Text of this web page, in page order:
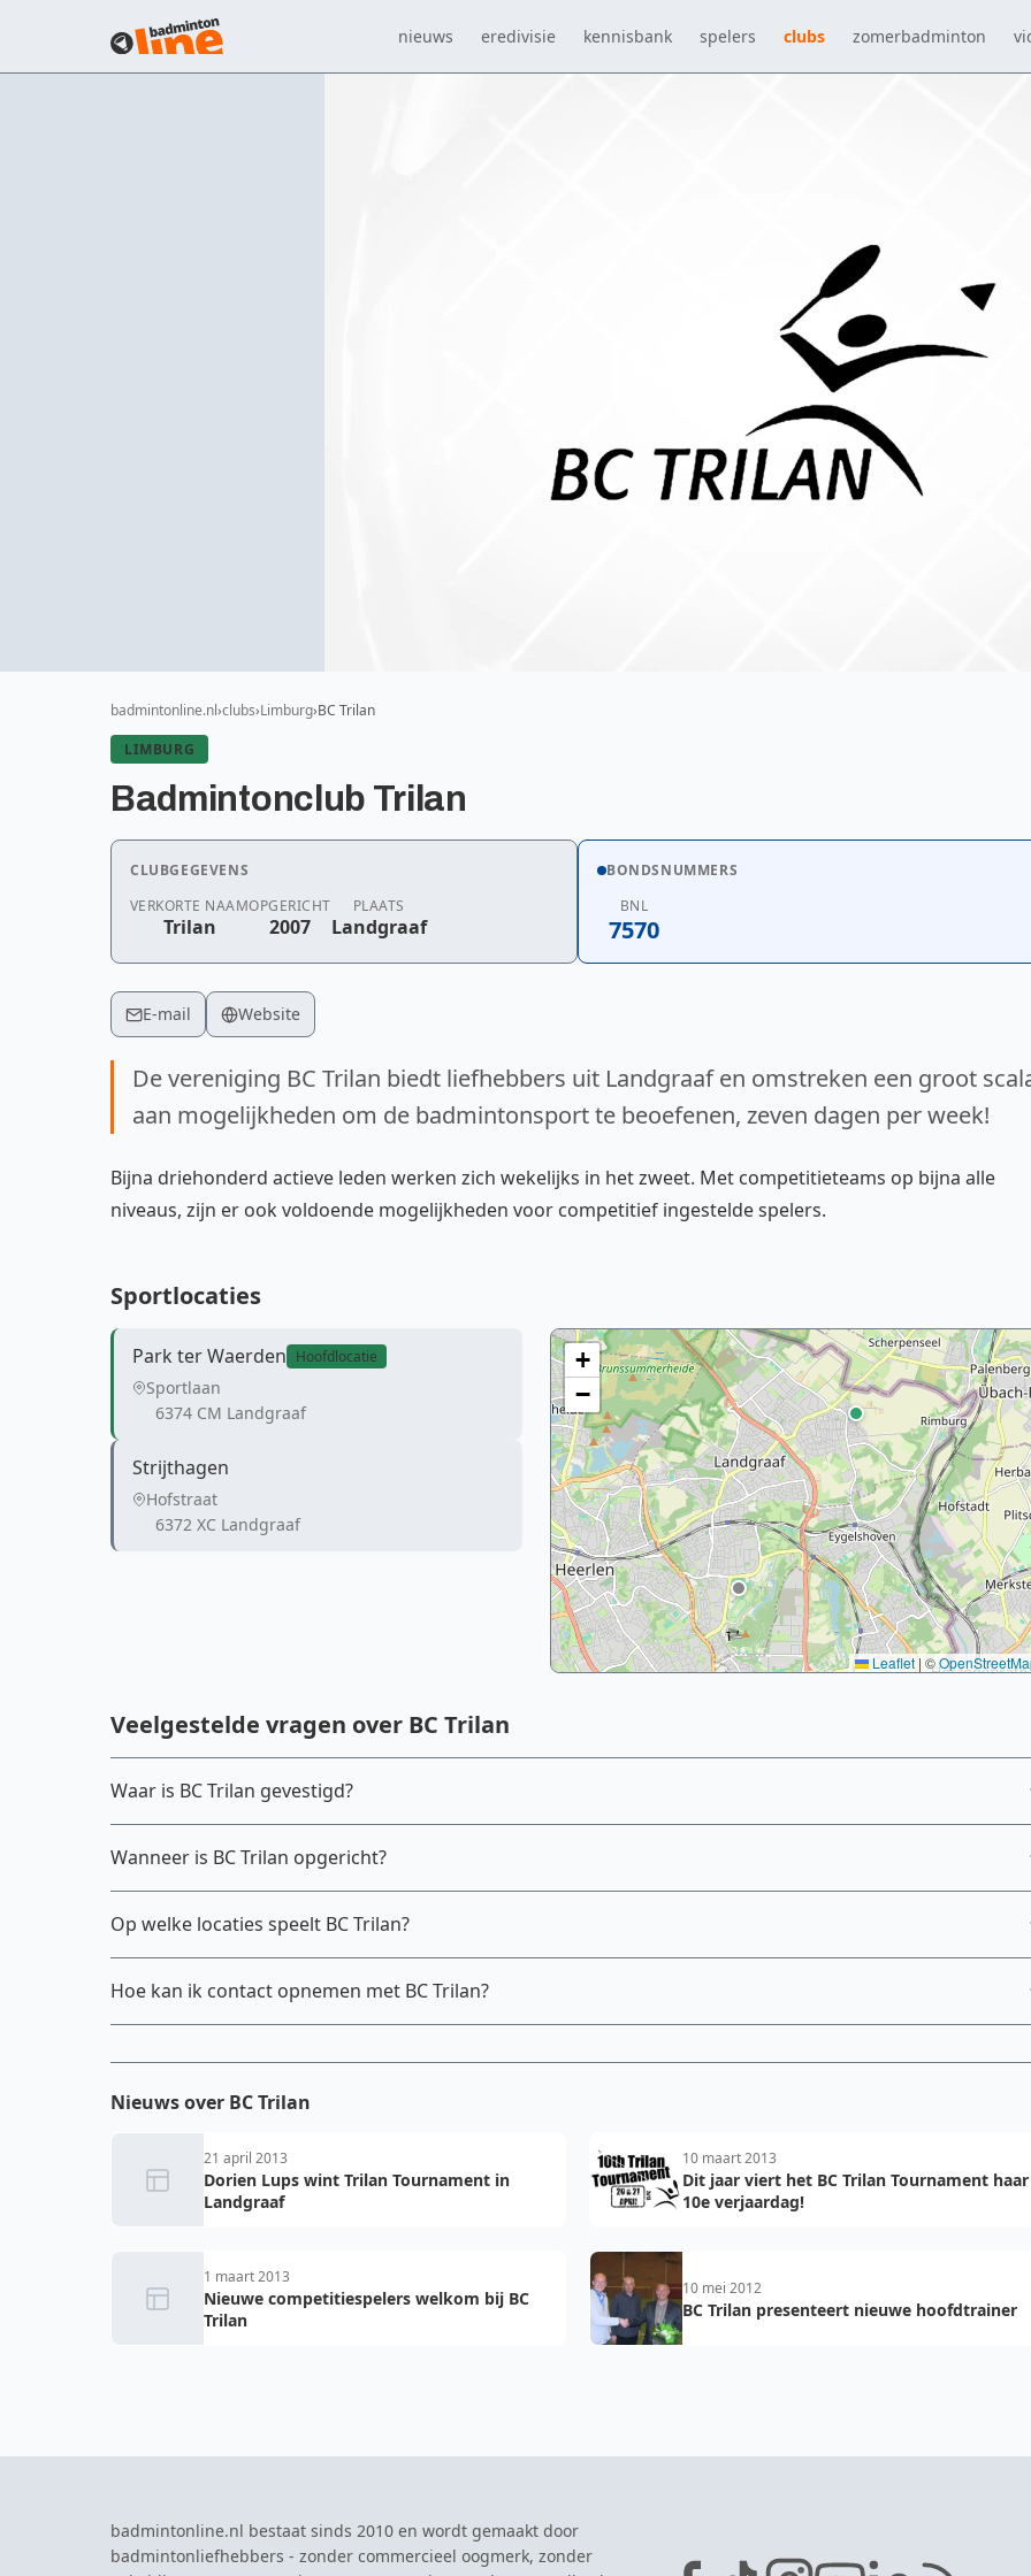
nieuws eredivisie kennisbank spelers clubs zomerbadminton
badmintonline.nl clubs Limburg BC Trilan
LIMBURG
Badmintonclub Trilan
CLUBGEGEVENS
VERKORTE NAAM
Trilan
OPGERICHT
2007
PLAATS
Landgraaf
BONDSNUMMERS
BNL
7570
E-mail Website
De vereniging BC Trilan biedt liefhebbers uit Landgraaf en omstreken een groot
aan mogelijkheden om de badmintonsport te beoefenen, zeven dagen per week!
Bijna driehonderd actieve leden werken zich wekelijks in het zweet. Met competitieteams op bijna alle
niveaus, zijn er ook voldoende mogelijkheden voor competitief ingestelde spelers.
Sportlocaties
Park ter Waerden Hoofdlocatie
Sportlaan
6374 CM Landgraaf
Strijthagen
Hofstraat
6372 XC Landgraaf
+
−
Leaflet | ©
Veelgestelde vragen over BC Trilan
Waar is BC Trilan gevestigd?
Wanneer is BC Trilan opgericht?
Op welke locaties speelt BC Trilan?
Hoe kan ik contact opnemen met BC Trilan?
Nieuws over BC Trilan
21 april 2013
Dorien Lups wint Trilan Tournament in
Landgraaf
10 maart 2013
Dit jaar viert het BC Trilan Tournament haar
10e verjaardag!
1 maart 2013
Nieuwe competitiespelers welkom bij BC
Trilan
10 mei 2012
BC Trilan presenteert nieuwe hoofdtrainer
badmintonline.nl bestaat sinds 2010 en wordt gemaakt door
badmintonliefhebbers - zonder commercieel oogmerk, zonder